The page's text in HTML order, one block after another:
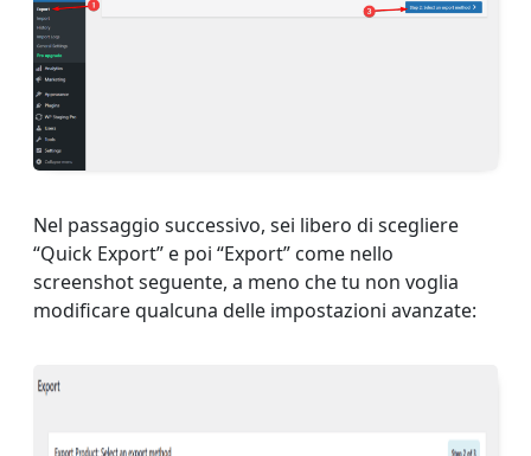
Nel passaggio successivo, sei libero di scegliere
“Quick Export” e poi “Export” come nello
screenshot seguente, a meno che tu non voglia
modificare qualcuna delle impostazioni avanzate: